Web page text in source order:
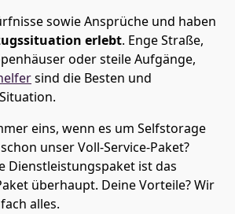
sowie Ansprüche und haben
erlebt. Enge Straße,
oder steile Aufgänge,
sind die Besten und
eins, wenn es um Selfstorage
unser Voll-Service-Paket?
Dienstleistungspaket ist das
überhaupt. Deine Vorteile? Wir
alles.